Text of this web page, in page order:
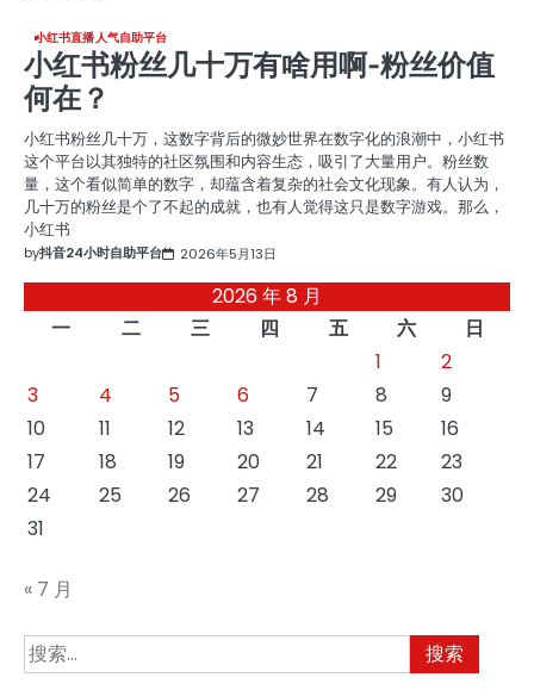
小红书直播人气自助平台
小红书粉丝几十万有啥用啊-粉丝价值
何在？
小红书粉丝几十万，这数字背后的微妙世界在数字化的浪潮中，小红书
这个平台以其独特的社区氛围和内容生态，吸引了大量用户。粉丝数
量，这个看似简单的数字，却蕴含着复杂的社会文化现象。有人认为，
几十万的粉丝是个了不起的成就，也有人觉得这只是数字游戏。那么，
小红书
by抖音24小时自助平台 2026年5月13日
2026 年 8 月
一
二 三 四 五 六
日
1
2
3
4 5 6 7 8
9
10
11 12 13 14 15
16
17
18 19 20 21 22
23
24
25 26 27 28 29
30
31
« 7 月
搜
索：